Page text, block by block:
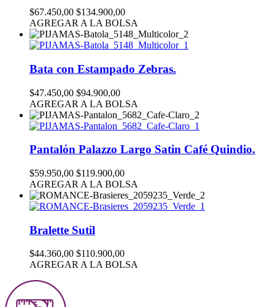
$67.450,00 $134.900,00
AGREGAR A LA BOLSA
Bata con Estampado Zebras.
$47.450,00 $94.900,00
AGREGAR A LA BOLSA
Pantalón Palazzo Largo Satin Café Quindio.
$59.950,00 $119.900,00
AGREGAR A LA BOLSA
Bralette Sutil
$44.360,00 $110.900,00
AGREGAR A LA BOLSA